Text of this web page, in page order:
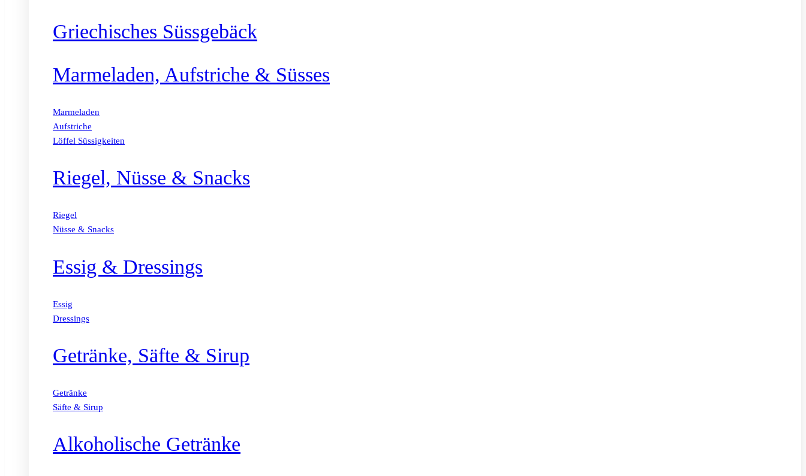
Griechisches Süssgebäck
Marmeladen, Aufstriche & Süsses
Marmeladen
Aufstriche
Löffel Süssigkeiten
Riegel, Nüsse & Snacks
Riegel
Nüsse & Snacks
Essig & Dressings
Essig
Dressings
Getränke, Säfte & Sirup
Getränke
Säfte & Sirup
Alkoholische Getränke